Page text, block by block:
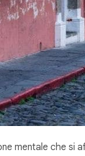
mentale che si